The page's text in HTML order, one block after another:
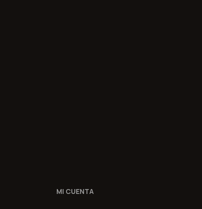
MI CUENTA